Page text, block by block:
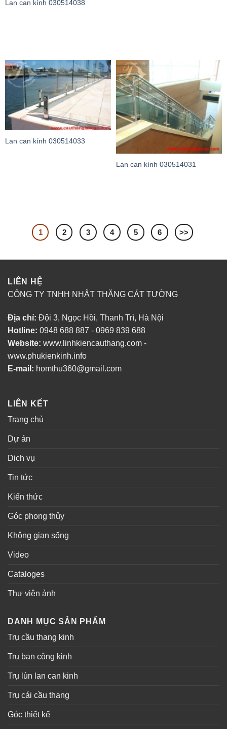
Lan can kính 030514038
Lan can kính 030514033
Lan can kính 030514031
1 2 3 4 5 6 >>
LIÊN HỆ
CÔNG TY TNHH NHẬT THĂNG CÁT TƯỜNG
Địa chỉ: Đội 3, Ngọc Hồi, Thanh Trì, Hà Nội
Hotline: 0948 688 887 - 0969 839 688
Website: www.linhkiencauthang.com -
www.phukienkinh.info
E-mail: homthu360@gmail.com
LIÊN KẾT
Trang chủ
Dự án
Dich vụ
Tin tức
Kiến thức
Góc phong thủy
Không gian sống
Video
Cataloges
Thư viện ảnh
DANH MỤC SẢN PHẨM
Trụ cầu thang kinh
Trụ ban công kinh
Trụ lùn lan can kinh
Trụ cái cầu thang
Góc thiết kế